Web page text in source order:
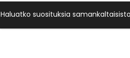
Haluatko suosituksia